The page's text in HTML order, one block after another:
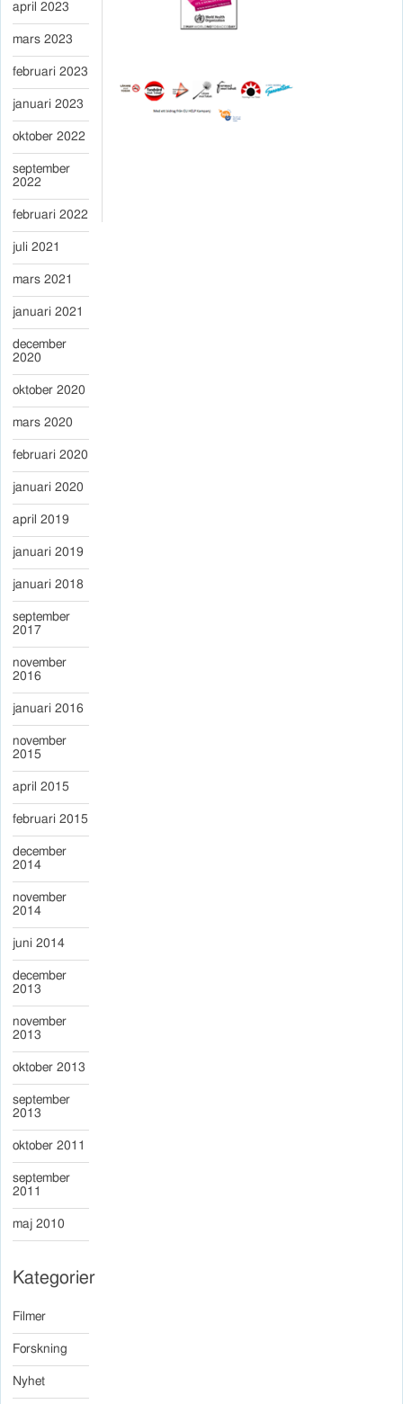
april 2023
mars 2023
februari 2023
januari 2023
oktober 2022
september
2022
februari 2022
juli 2021
mars 2021
januari 2021
december
2020
oktober 2020
mars 2020
februari 2020
januari 2020
april 2019
januari 2019
januari 2018
september
2017
november
2016
januari 2016
november
2015
april 2015
februari 2015
december
2014
november
2014
juni 2014
december
2013
november
2013
oktober 2013
september
2013
oktober 2011
september
2011
maj 2010
Kategorier
Filmer
Forskning
Nyhet